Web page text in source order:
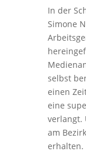
In der
Simone
selbst
einen
eine
verlangt.
am
erhalten.